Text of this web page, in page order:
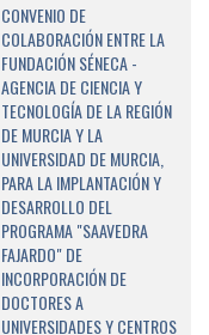
CONVENIO DE
COLABORACIÓN ENTRE LA
FUNDACIÓN SÉNECA -
AGENCIA DE CIENCIA Y
TECNOLOGÍA DE LA REGIÓN
DE MURCIA Y LA
UNIVERSIDAD DE MURCIA,
PARA LA IMPLANTACIÓN Y
DESARROLLO DEL
PROGRAMA "SAAVEDRA
FAJARDO" DE
INCORPORACIÓN DE
DOCTORES A
UNIVERSIDADES Y CENTROS